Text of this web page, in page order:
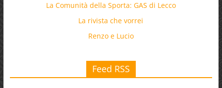
La Comunità della Sporta: GAS di Lecco
La rivista che vorrei
Renzo e Lucio
Feed RSS